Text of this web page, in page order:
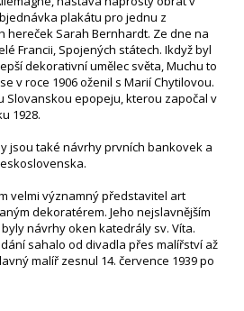
plakátu pro jednu z
hereček Sarah Bernhardt. Ze dne na
Francii, Spojených státech. Ikdyž byl
dekorativní umělec světa, Muchu to
v roce 1906 oženil s Marií Chytilovou.
Slovanskou epopeju, kterou započal v
1928.
jsou také návrhy prvních bankovek a
velmi významný představitel art
dekoratérem. Jeho nejslavnějším
návrhy oken katedrály sv. Víta.
sahalo od divadla přes malířství až
malíř zesnul 14. července 1939 po